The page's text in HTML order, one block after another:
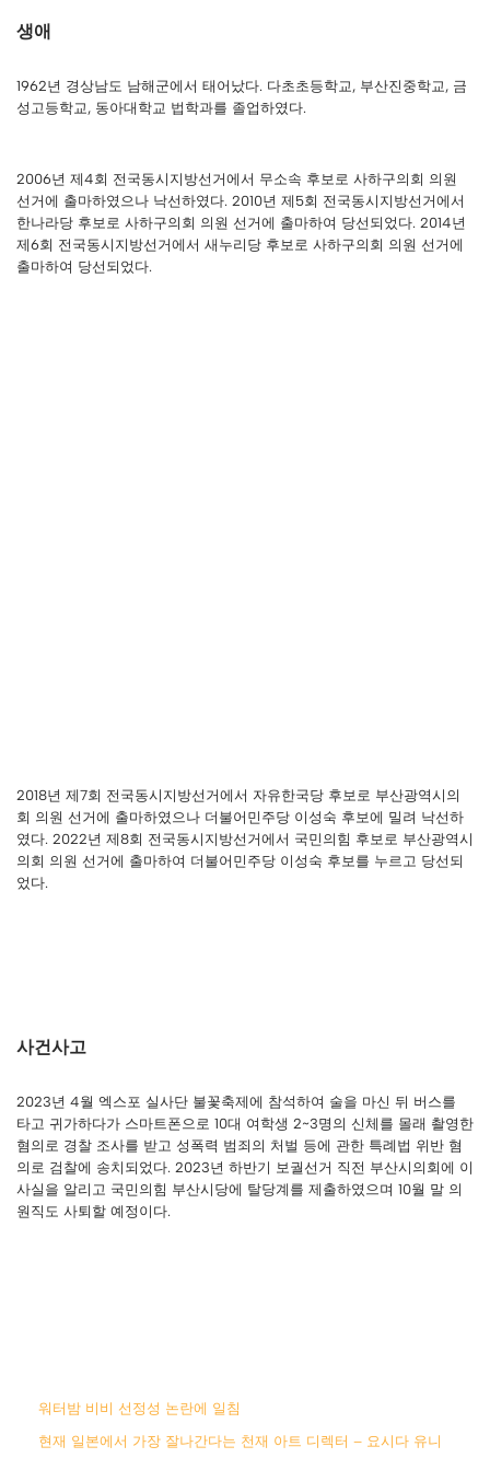
생애
1962년 경상남도 남해군에서 태어났다. 다초초등학교, 부산진중학교, 금
성고등학교, 동아대학교 법학과를 졸업하였다.
2006년 제4회 전국동시지방선거에서 무소속 후보로 사하구의회 의원
선거에 출마하였으나 낙선하였다. 2010년 제5회 전국동시지방선거에서
한나라당 후보로 사하구의회 의원 선거에 출마하여 당선되었다. 2014년
제6회 전국동시지방선거에서 새누리당 후보로 사하구의회 의원 선거에
출마하여 당선되었다.
2018년 제7회 전국동시지방선거에서 자유한국당 후보로 부산광역시의
회 의원 선거에 출마하였으나 더불어민주당 이성숙 후보에 밀려 낙선하
였다. 2022년 제8회 전국동시지방선거에서 국민의힘 후보로 부산광역시
의회 의원 선거에 출마하여 더불어민주당 이성숙 후보를 누르고 당선되
었다.
사건사고
2023년 4월 엑스포 실사단 불꽃축제에 참석하여 술을 마신 뒤 버스를
타고 귀가하다가 스마트폰으로 10대 여학생 2~3명의 신체를 몰래 촬영한
혐의로 경찰 조사를 받고 성폭력 범죄의 처벌 등에 관한 특례법 위반 혐
의로 검찰에 송치되었다. 2023년 하반기 보궐선거 직전 부산시의회에 이
사실을 알리고 국민의힘 부산시당에 탈당계를 제출하였으며 10월 말 의
원직도 사퇴할 예정이다.
워터밤 비비 선정성 논란에 일침
현재 일본에서 가장 잘나간다는 천재 아트 디렉터 – 요시다 유니